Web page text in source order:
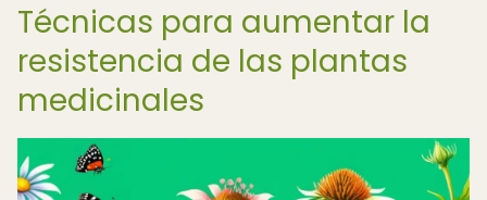
Técnicas para aumentar la
resistencia de las plantas
medicinales